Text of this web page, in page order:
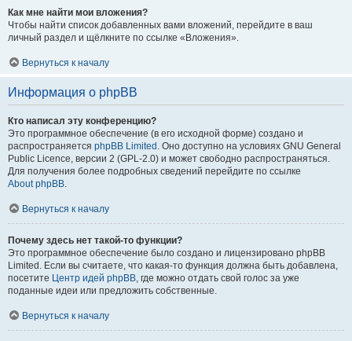
Как мне найти мои вложения?
Чтобы найти список добавленных вами вложений, перейдите в ваш
личный раздел и щёлкните по ссылке «Вложения».
Вернуться к началу
Информация о phpBB
Кто написал эту конференцию?
Это программное обеспечение (в его исходной форме) создано и
распространяется phpBB Limited . Оно доступно на условиях GNU General
Public Licence, версии 2 (GPL-2.0) и может свободно распространяться.
Для получения более подробных сведений перейдите по ссылке
About phpBB.
Вернуться к началу
Почему здесь нет такой-то функции?
Это программное обеспечение было создано и лицензировано phpBB
Limited. Если вы считаете, что какая-то функция должна быть добавлена,
посетите Центр идей phpBB, где можно отдать свой голос за уже
поданные идеи или предложить собственные.
Вернуться к началу